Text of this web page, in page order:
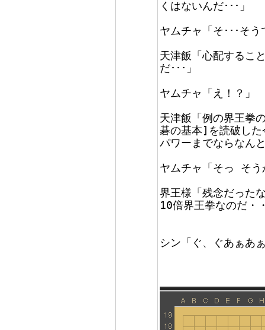
くはないんだ･･･」
ヤムチャ「そ･･･そう
天津飯「心配するこ
だ･･･」
ヤムチャ「え！？」
天津飯「例の界王拳
碁の基本]を読破した
パワーまでならなん
ヤムチャ「そっ そう
界王様「残念だった
10倍界王拳なのだ・
シン「ぐ、ぐあぁあ